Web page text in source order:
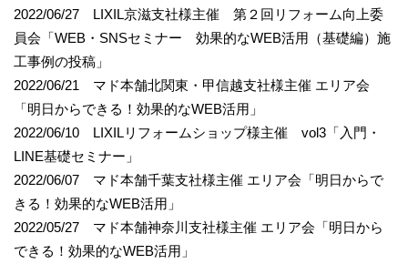
2022/06/27 LIXIL京滋支社様主催 第２回リフォーム向上委
員会「WEB・SNSセミナー 効果的なWEB活用（基礎編）施
工事例の投稿」
2022/06/21 マド本舗北関東・甲信越支社様主催 エリア会
「明日からできる！効果的なWEB活用」
2022/06/10 LIXILリフォームショップ様主催 vol3「入門・
LINE基礎セミナー」
2022/06/07 マド本舗千葉支社様主催 エリア会「明日からで
きる！効果的なWEB活用」
2022/05/27 マド本舗神奈川支社様主催 エリア会「明日から
できる！効果的なWEB活用」